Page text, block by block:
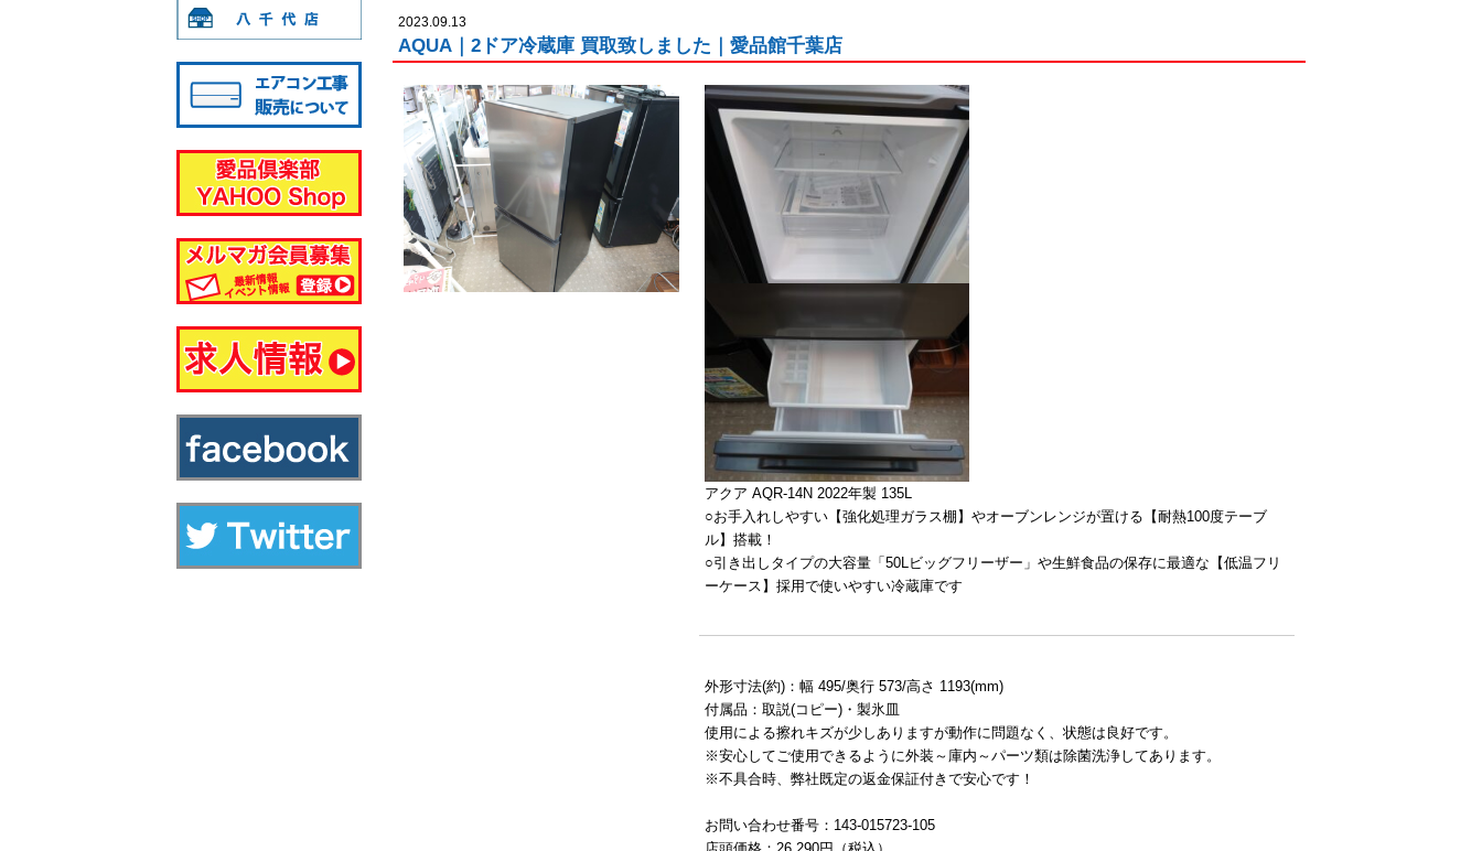
2023.09.13
AQUA｜2ドア冷蔵庫 買取致しました｜愛品館千葉店
アクア AQR-14N 2022年製 135L
○お手入れしやすい【強化処理ガラス棚】やオーブンレンジが置ける【耐熱100度テーブ
ル】搭載！
○引き出しタイプの大容量「50Lビッグフリーザー」や生鮮食品の保存に最適な【低温フリ
ーケース】採用で使いやすい冷蔵庫です
外形寸法(約)：幅 495/奥行 573/高さ 1193(mm)
付属品：取説(コピー)・製氷皿
使用による擦れキズが少しありますが動作に問題なく、状態は良好です。
※安心してご使用できるように外装～庫内～パーツ類は除菌洗浄してあります。
※不具合時、弊社既定の返金保証付きで安心です！
お問い合わせ番号：143-015723-105